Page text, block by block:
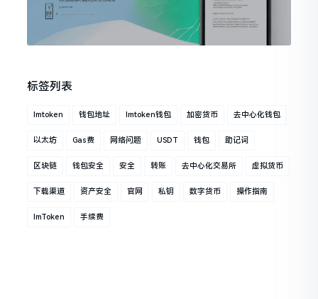
标签列表
Imtoken 钱包地址 Imtoken钱包 加密货币 去中心化钱包
以太坊 Gas费 网络问题 USDT 钱包 助记词
区块链 钱包安全 安全 转账 去中心化交易所 虚拟货币
下载渠道 资产安全 官网 私钥 数字货币 操作指南
ImToken 手续费